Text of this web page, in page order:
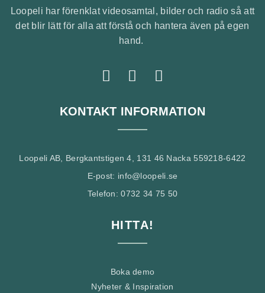
Loopeli har förenklat videosamtal, bilder och radio så att
det blir lätt för alla att förstå och hantera även på egen
hand.
KONTAKT INFORMATION
Loopeli AB, Bergkantstigen 4, 131 46 Nacka 559218-6422
E-post: info@loopeli.se
Telefon: 0732 34 75 50
HITTA!
Boka demo
Nyheter & Inspiration